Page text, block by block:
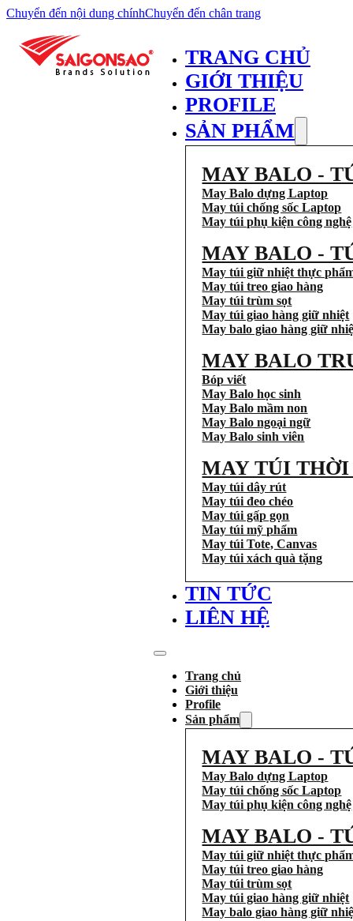
Chuyển đến nội dung chínhChuyển đến chân trang
TRANG CHỦ
GIỚI THIỆU
PROFILE
SẢN PHẨM
MAY BALO -
May Balo dựng Laptop
May túi chống sốc Laptop
May túi phụ kiện công nghệ
MAY BALO -
May túi giữ nhiệt thực
May túi treo giao hàng
May túi trùm sọt
May túi giao hàng giữ nhiệt
May balo giao hàng giữ
MAY BALO
Bóp viết
May Balo học sinh
May Balo mầm non
May Balo ngoại ngữ
May Balo sinh viên
MAY TÚI
May túi dây rút
May túi đeo chéo
May túi gấp gọn
May túi mỹ phẩm
May túi Tote, Canvas
May túi xách quà tặng
TIN TỨC
LIÊN HỆ
Trang chủ
Giới thiệu
Profile
Sản phẩm
MAY BALO -
May Balo dựng Laptop
May túi chống sốc Laptop
May túi phụ kiện công nghệ
MAY BALO -
May túi giữ nhiệt thực
May túi treo giao hàng
May túi trùm sọt
May túi giao hàng giữ nhiệt
May balo giao hàng giữ